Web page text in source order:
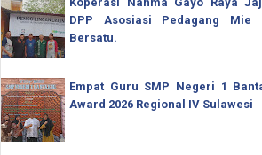
DPP Asosiasi Pedagang Mie
Bersatu.
Empat Guru SMP Negeri 1
Award 2026 Regional IV Sulawesi